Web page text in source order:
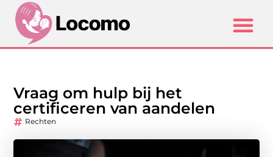
Vraag om hulp bij het
certificeren van aandelen
Rechten